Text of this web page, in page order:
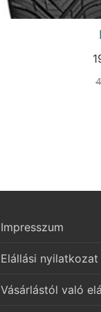
Impresszum
Elállási nyilatkozat
Vásárlástól való